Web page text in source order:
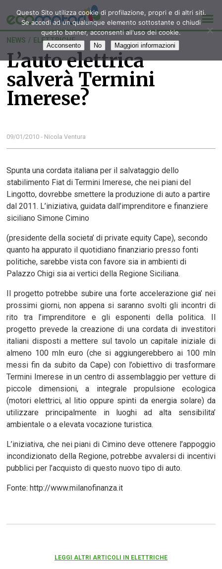
NEWS / ELETTRICHE
L’auto elettrica
salverà Termini
Imerese?
09/01/2010 - Nicola Ventura
Spunta una cordata italiana per il salvataggio dello
stabilimento Fiat di Termini Imerese, che nei piani del
Lingotto, dovrebbe smettere la produzione di auto a partire
dal 2011. L’iniziativa, guidata dall’imprenditore e finanziere
siciliano Simone Cimino
(presidente della societa’ di private equity Cape), secondo
quanto ha appurato il quotidiano finanziario presso fonti
politiche, sarebbe vista con favore sia in ambienti di
Palazzo Chigi sia ai vertici della Regione Siciliana.
Il progetto potrebbe subire una forte accelerazione gia’ nei
prossimi giorni, non appena si saranno svolti gli incontri di
rito tra l’imprenditore e gli esponenti della politica. Il
progetto prevede la creazione di una cordata di investitori
italiani disposti a mettere sul tavolo un capitale iniziale di
almeno 100 mln euro (che si aggiungerebbero ai 100 mln
messi fin da subito da Cape) con l’obiettivo di trasformare
Termini Imerese in un centro di assemblaggio per vetture di
piccole dimensioni, a integrale propulsione ecologica
(motori elettrici, al litio oppure spinti da energia solare) da
utilizzare principalmente in luoghi ad alta sensibilita’
ambientale o a elevata vocazione turistica.
L’iniziativa, che nei piani di Cimino deve ottenere l’appoggio
incondizionato della Regione, potrebbe avvalersi di incentivi
pubblici per l’acquisto di questo nuovo tipo di auto.
Fonte: http://www.milanofinanza.it
LEGGI ALTRI ARTICOLI IN ELETTRICHE
Questo Sito utilizza cookie di profilazione, propri e di altri siti.
Se accedi ad un qualunque elemento sottostante o chiudi
questo banner, acconsenti all'uso dei cookie.
Acconsento No Maggiori informazioni